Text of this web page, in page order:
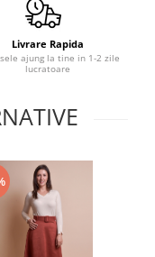
Livrare Rapida
ajung la tine in 1-2 zile
lucratoare